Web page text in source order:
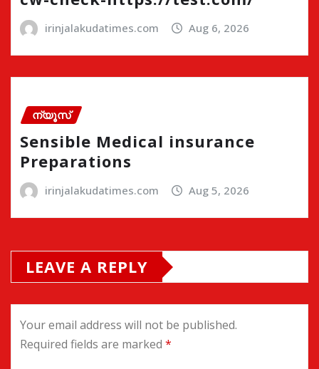
irinjalakudatimes.com Aug 6, 2026
ന്യൂസ്
Sensible Medical insurance
Preparations
irinjalakudatimes.com Aug 5, 2026
LEAVE A REPLY
Your email address will not be published.
Required fields are marked *